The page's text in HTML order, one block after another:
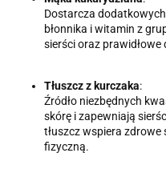
Dostarcza
błonnika i witamin z
sierści oraz prawidłowe
Tłuszcz z kurczaka:
Źródło niezbędnych
skórę i zapewniają
tłuszcz wspiera
fizyczną.